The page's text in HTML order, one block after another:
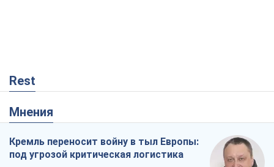
Rest
Мнения
Кремль переносит войну в тыл Европы:
под угрозой критическая логистика